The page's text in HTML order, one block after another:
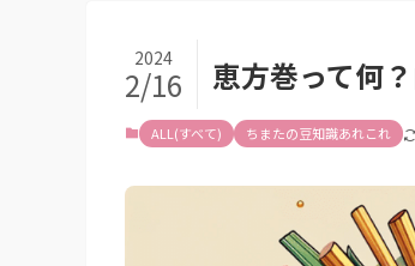
恵方巻って何
2024
2/16
ALL(すべて) ちまたの豆知識あれこれ